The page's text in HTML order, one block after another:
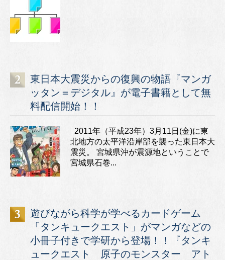
東日本大震災からの復興の物語『マンガ
ッタン＝デジタル』が電子書籍として無
料配信開始！！
2011年（平成23年）3月11日(金)に東
北地方の太平洋沿岸部を襲った東日本大
震災。 宮城県沖が震源地ということで
宮城県石巻...
遊びながら科学が学べるカードゲーム
「タンキュークエスト」がマンガなどの
小冊子付きで学研から登場！！『タンキ
ュークエスト 原子のモンスター アト